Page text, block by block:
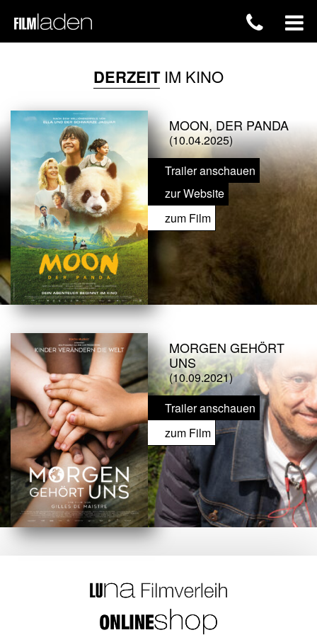
DERZEITIM KINO
MOON, DER PANDA
(10.04.2025)
Trailer anschauen
zur Website
zum Film
MORGEN GEHÖRT
UNS
(10.09.2021)
Trailer anschauen
zum Film